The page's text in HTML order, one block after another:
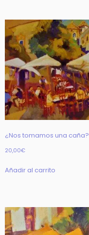
¿Nos tomamos una caña?
20,00€
Añadir al carrito